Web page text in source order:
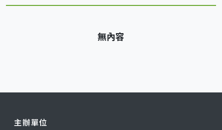
無內容
主辦單位